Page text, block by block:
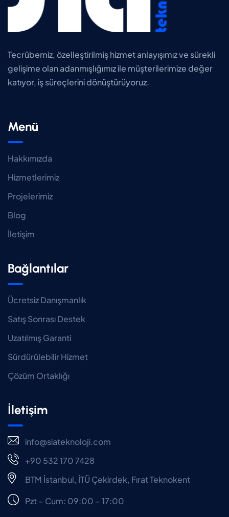
Tecrübemiz, özelleştirilmiş hizmet anlayışımız ve sürekli
gelişime olan adanmışlığımız ile müşterilerimize değer
katıyor, iş süreçlerini dönüştürüyoruz.
Menü
Hakkımızda
Hizmetlerimiz
Projelerimiz
Blog
İletişim
Bağlantılar
Ücretsiz Danışmanlık
Satış Sonrası Destek
Uzatılmış Garanti
Sürdürülebilir Hizmet
Çözüm Ortaklığı
İletişim
info@siateknoloji.com
+90 532 170 7428
BTM İstanbul, İTÜ Çekirdek, Fırat Teknokent
Pzt – Cum: 09:00 – 17:00